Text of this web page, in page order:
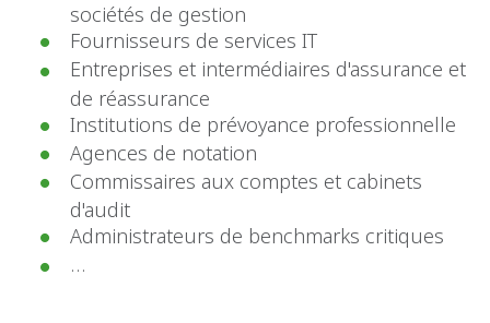
sociétés de gestion
Fournisseurs de services IT
Entreprises et intermédiaires d'assurance et
de réassurance
Institutions de prévoyance professionnelle
Agences de notation
Commissaires aux comptes et cabinets
d'audit
Administrateurs de benchmarks critiques
…